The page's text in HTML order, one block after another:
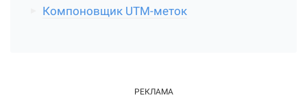
Компоновщик UTM-меток